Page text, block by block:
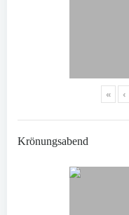
« ‹
Krönungsabend